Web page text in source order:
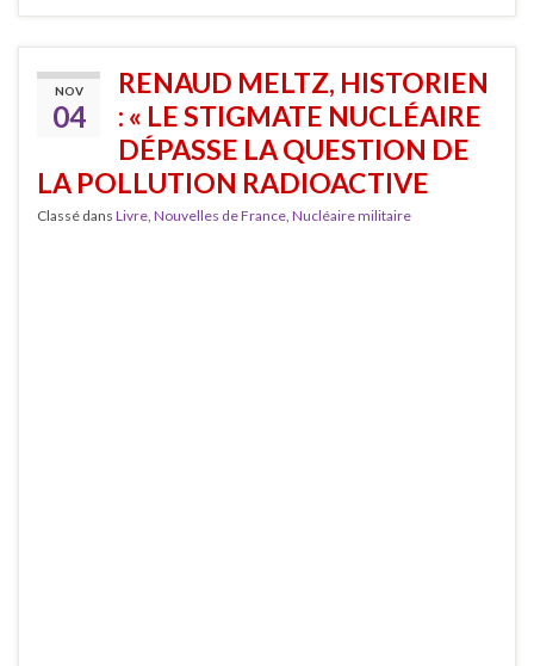
NOV
04
RENAUD MELTZ, HISTORIEN
: « LE STIGMATE NUCLÉAIRE
DÉPASSE LA QUESTION DE
LA POLLUTION RADIOACTIVE
Classé dans Livre, Nouvelles de France, Nucléaire militaire